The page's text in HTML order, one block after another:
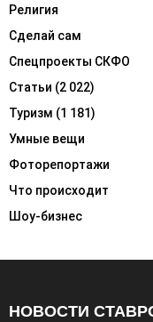
Религия
Сделай сам
Спецпроекты СКФО
Статьи (2 022)
Туризм (1 181)
Умные вещи
Фоторепортажи
Что происходит
Шоу-бизнес
НОВОСТИ